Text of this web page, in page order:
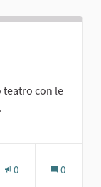
teatro con le
0 0